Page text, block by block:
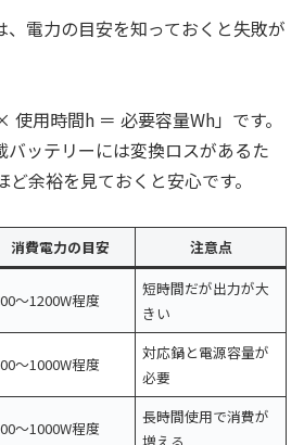
、電力の目安を知っておくと失敗が
用時間h ＝ 必要容量Wh」です。
バッテリーには変換ロスがあるた
余裕を見ておくと安心です。
消費電力の目安 注意点
〜1200W程度
短時間だが出力が大
きい
〜1000W程度
対応鍋と電源容量が
必要
〜1000W程度
長時間使用で消費が